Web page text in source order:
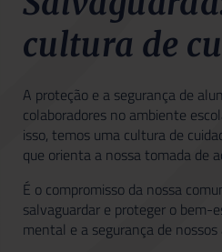
cultura de
A proteção e a segurança de
colaboradores no ambiente
isso, temos uma cultura de
que orienta a nossa tomada de
É o compromisso da nossa
salvaguardar e proteger o bem-
mental e a segurança de nossos